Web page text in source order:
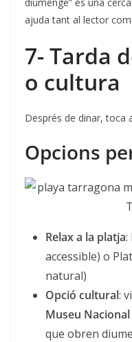
ajuda tant al lector
7- Tarda
o cultura
Després de dinar, toca
Opcions
Relax a la platja:
accessible) o
natural)
Opció cultural:
Museu
que obren